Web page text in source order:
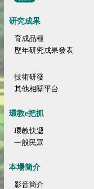
研究成果
育成品種
歷年研究成果發表
技術研發
其他相關平台
環教e把抓
環教快遞
一般民眾
本場簡介
影音簡介